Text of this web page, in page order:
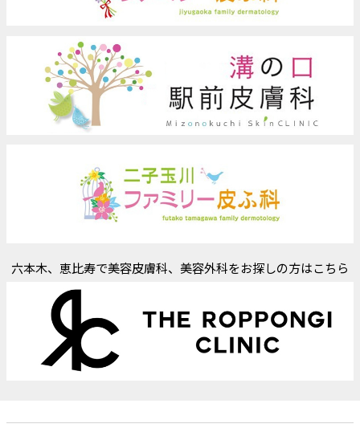
六本木、恵比寿で美容皮膚科、美容外科をお探しの方はこちら